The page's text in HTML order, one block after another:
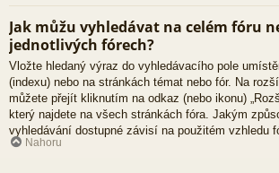
Jak můžu vyhledávat na celém fóru
jednotlivých fórech?
Vložte hledaný výraz do vyhledávacího pole
(indexu) nebo na stránkách témat nebo fór. Na
můžete přejít kliknutím na odkaz (nebo ikonu)
který najdete na všech stránkách fóra. Jakým
vyhledávání dostupné závisí na použitém vzhledu
Nahoru